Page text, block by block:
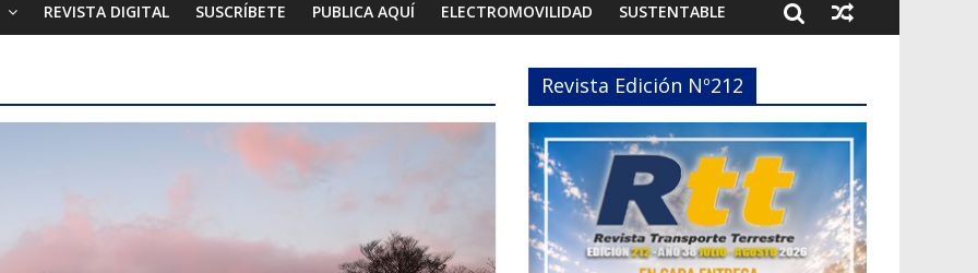
REVISTA DIGITAL SUSCRÍBETE PUBLICA AQUÍ ELECTROMOVILIDAD SUSTENTABLE
Revista Edición Nº212